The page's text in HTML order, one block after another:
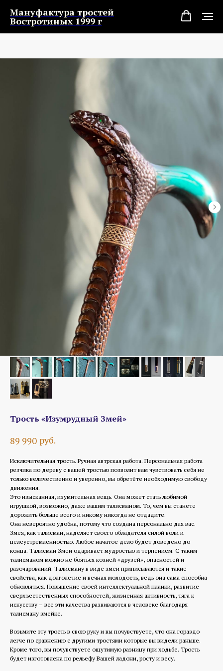
Мануфактура тростей
Востротиных 1999 г
Трость «Изумрудный Змей»
89 990 руб.
Исключительная трость. Ручная автрская работа. Персональная работа
резчика по дереву с вашей тростью позволит вам чувствовать себя не
только величественно и уверенно, вы обретёте необходимую свободу
движения.
Это изысканная, изумительная вещь. Она может стать любимой
игрушкой, возможно, даже вашим талисманом. То, чем вы станете
дорожить больше всего и никому никогда не отдадите.
Она невероятно удобна, потому что создана персонально для вас.
Змея, как талисман, наделяет своего обладателя силой воли и
целеустремленностью. Любое начатое дело будет доведено до
конца. Талисман Змеи одаривает мудростью и терпением. С таким
талисманом можно не бояться козней «друзей», опасностей и
разочарований. Талисману в виде змеи приписываются и такие
свойства, как долголетие и вечная молодость, ведь она сама способна
обновляться. Повышение своей интеллектуальной планки, развитие
сверхъестественных способностей, жизненная активность, тяга к
искусству – все эти качества развиваются в человеке благодаря
талисману змейке.
Возьмите эту трость в свою руку и вы почувствуете, что она гораздо
легче по сравнению с другими тростями которые вы видели раньше.
Кроме того, вы почувствуете ощутимую разницу при ходьбе. Трость
будет изготовлена по рельефу Вашей ладони, росту и весу.